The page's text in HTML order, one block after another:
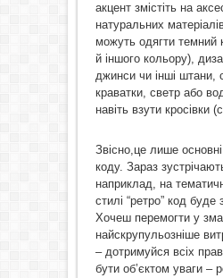
акцент змістіть на
натуральних
можуть одягти
й іншого кольору),
джинси чи інші штани,
краватки, светр або
навіть взути кросівки
Звісно,це лише
коду. Зараз
наприклад, на
стилі “ретро” код буде
Хочеш перемогти у
найскрупульозніше
– дотримуйся всіх
бути об’єктом уваги –